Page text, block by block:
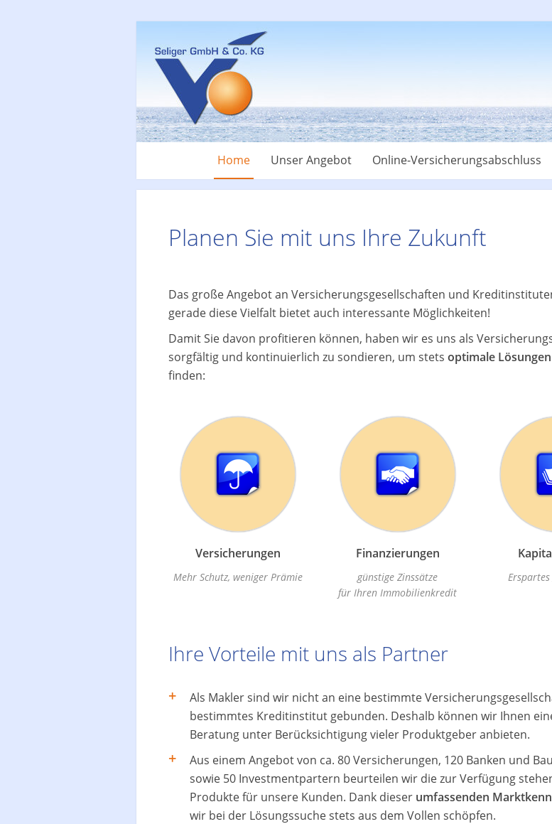
Home Unser Angebot Online-Versicherungsabschluss
Planen Sie mit uns Ihre Zukunft
Das große Angebot an Versicherungsgesellschaften und
gerade diese Vielfalt bietet auch interessante Möglichkeiten!
Damit Sie davon profitieren können, haben wir es uns als
sorgfältig und kontinuierlich zu sondieren, um stets optimale
finden:
Versicherungen
Mehr Schutz, weniger Prämie
Finanzierungen
günstige Zinssätze
für Ihren Immobilienkredit
Ihre Vorteile mit uns als Partner
Als Makler sind wir nicht an eine bestimmte
bestimmtes Kreditinstitut gebunden. Deshalb können wir Ihnen
Beratung unter Berücksichtigung vieler Produktgeber anbieten.
Aus einem Angebot von ca. 80 Versicherungen, 120 Banken und
sowie 50 Investmentpartern beurteilen wir die zur Verfügung
Produkte für unsere Kunden. Dank dieser umfassenden
wir bei der Lösungssuche stets aus dem Vollen schöpfen.